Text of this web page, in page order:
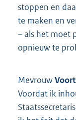
stoppen en
te maken en
– als het moet
opnieuw te
Mevrouw
Voordat ik